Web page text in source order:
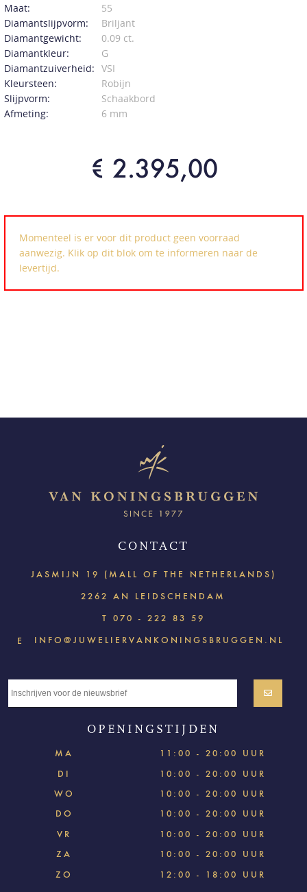
Maat:
55
Diamantslijpvorm:
Briljant
Diamantgewicht:
0.09 ct.
Diamantkleur:
G
Diamantzuiverheid: VSI
Kleursteen:
Robijn
Slijpvorm:
Schaakbord
Afmeting:
6 mm
€ 2.395,00
Momenteel is er voor dit product geen voorraad
aanwezig. Klik op dit blok om te informeren naar de
levertijd.
CONTACT
JASMIJN 19 (MALL OF THE NETHERLANDS)
2262 AN LEIDSCHENDAM
T 070 - 222 83 59
E INFO@JUWELIERVANKONINGSBRUGGEN.NL
OPENINGSTIJDEN
MA
11:00 - 20:00 UUR
DI
10:00 - 20:00 UUR
WO
10:00 - 20:00 UUR
DO
10:00 - 20:00 UUR
VR
10:00 - 20:00 UUR
ZA
10:00 - 20:00 UUR
ZO
12:00 - 18:00 UUR